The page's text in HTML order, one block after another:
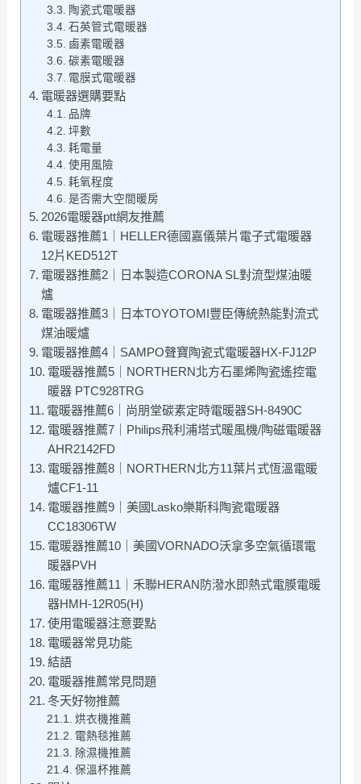
陶瓷式電暖器
石英管式電暖器
鹵素電暖器
碳素電暖器
電膜式電暖器
電暖器選購要點
品牌
坪數
耗電量
使用風險
耗氧程度
是否需大空間暖房
2026電暖器ptt網友推薦
電暖器推薦1｜HELLER德國嘉儀葉片電子式電暖器
12片KED512T
電暖器推薦2｜日本製造CORONA SL對流型煤油暖
爐
電暖器推薦3｜日本TOYOTOMI豐臣傳統熱能對流式
煤油暖爐
電暖器推薦4｜SAMPO聲寶陶瓷式電暖器HX-FJ12P
電暖器推薦5｜NORTHERN北方石墨烯陶瓷遙控電
暖器 PTC928TRG
電暖器推薦6｜尚朋堂碳素定時電暖器SH-8490C
電暖器推薦7｜Philips飛利浦塔式暖風機/陶磁電暖器
AHR2142FD
電暖器推薦8｜NORTHERN北方11葉片式恆溫電暖
爐CF1-11
電暖器推薦9｜美國Lasko樂斯科陶瓷電暖器
CC18306TW
電暖器推薦10｜美國VORNADO沃拿多空氣循環電
暖器PVH
電暖器推薦11｜禾聯HERAN防潑水即熱式電膜電暖
器HMH-12R05(H)
使用電暖器注意要點
電暖器常見功能
結語
電暖器推薦常見問題
冬天好物推薦
烘衣機推薦
電熱毯推薦
除濕機推薦
保溫杯推薦